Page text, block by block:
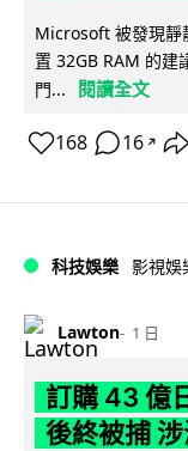
Microsoft 被發現靜
置 32GB RAM 的建
門...
閱讀全文
168 16 ↗
科技娛樂 影視娛
Lawton 1 日
訂購 43 億
後終被捕